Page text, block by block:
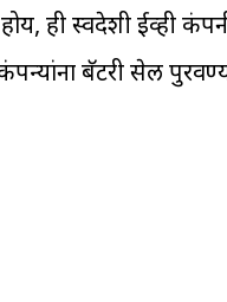
ही स्वदेशी ईव्ही
बॅटरी सेल